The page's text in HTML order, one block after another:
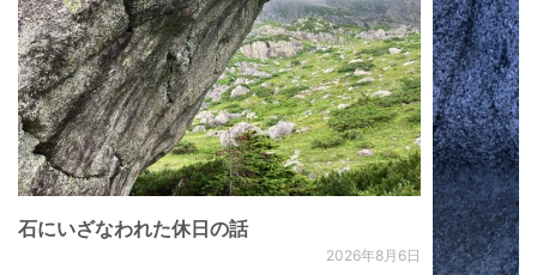
石にいざなわれた休日の話
2026年8月6日